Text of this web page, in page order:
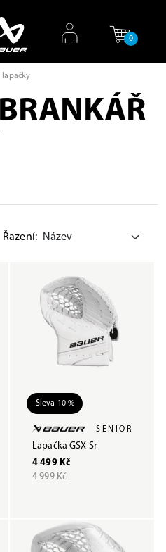
0
lapačky
Řazení:
Sleva 10 %
SENIOR
Lapačka GSX Sr
4 499 Kč
4 999 Kč